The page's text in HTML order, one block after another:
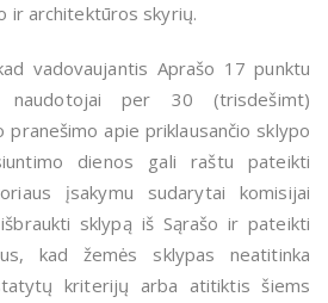
ir architektūros skyrių.
vadovaujantis Aprašo 17 punktu
naudotojai per 30 (trisdešimt)
apie priklausančio sklypo
dienos gali raštu pateikti
įsakymu sudarytai komisijai
sklypą iš Sąrašo ir pateikti
kad žemės sklypas neatitinka
kriterijų arba atitiktis šiems